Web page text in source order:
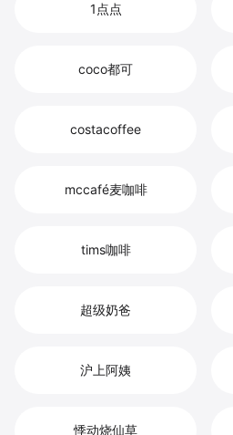
1点点
coco都可
costacoffee
mccafé麦咖啡
tims咖啡
超级奶爸
沪上阿姨
悸动烧仙草